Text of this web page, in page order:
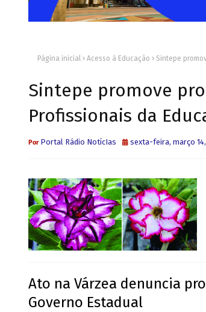
Página inicial Acesso à Educação Sintepe
Sintepe promove
Profissionais da
Portal Rádio NotícIas sexta-feira, março
Ato na Várzea denuncia
Governo Estadual